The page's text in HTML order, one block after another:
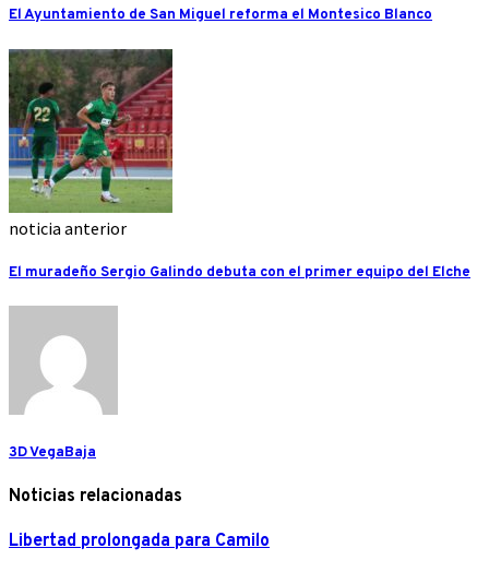
El Ayuntamiento de San Miguel reforma el Montesico Blanco
noticia anterior
El muradeño Sergio Galindo debuta con el primer equipo del Elche
3D VegaBaja
Noticias relacionadas
Libertad prolongada para Camilo